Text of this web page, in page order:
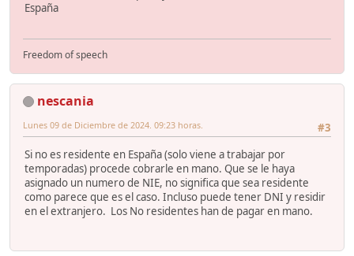
España
Freedom of speech
nescania
#3
Lunes 09 de Diciembre de 2024. 09:23 horas.
Si no es residente en España (solo viene a trabajar por
temporadas) procede cobrarle en mano. Que se le haya
asignado un numero de NIE, no significa que sea residente
como parece que es el caso. Incluso puede tener DNI y residir
en el extranjero. Los No residentes han de pagar en mano.